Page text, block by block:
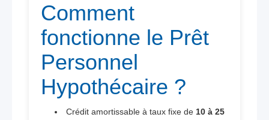
Comment
fonctionne le Prêt
Personnel
Hypothécaire ?
Crédit amortissable à taux fixe de 10 à 25